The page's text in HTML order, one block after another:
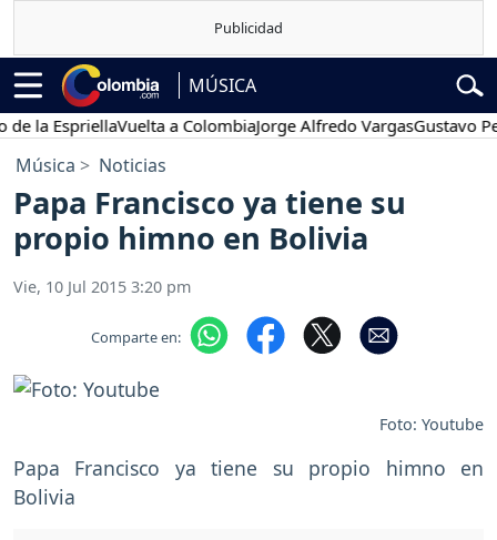
MÚSICA
la EspriellaVuelta a ColombiaJorge Alfredo VargasGustavo Petro
Música Noticias
Papa Francisco ya tiene su
propio himno en Bolivia
Vie, 10 Jul 2015 3:20 pm
Comparte en:
Foto: Youtube
Papa Francisco ya tiene su propio himno en
Bolivia